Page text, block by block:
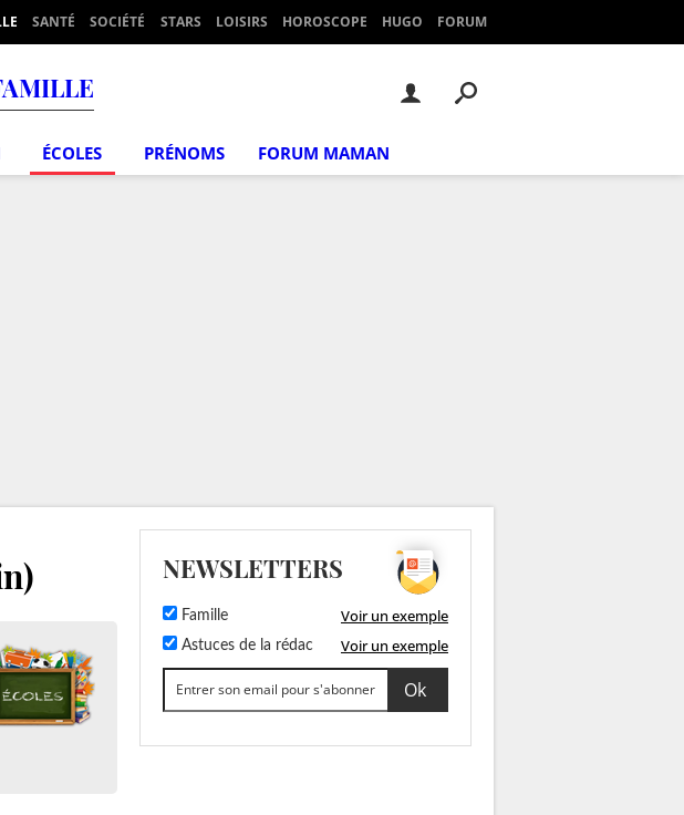
SANTÉ SOCIÉTÉ STARS LOISIRS HOROSCOPE HUGO FORUM
ÉCOLES PRÉNOMS FORUM MAMAN
NEWSLETTERS
Famille Voir un exemple
Astuces de la rédac Voir un exemple